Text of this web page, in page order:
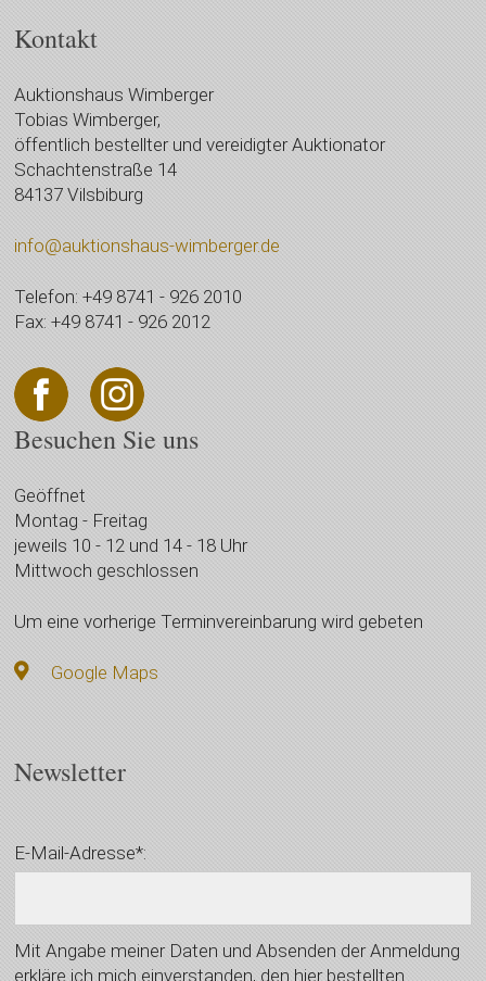
Kontakt
Auktionshaus Wimberger
Tobias Wimberger,
öffentlich bestellter und vereidigter Auktionator
Schachtenstraße 14
84137 Vilsbiburg
info@auktionshaus-wimberger.de
Telefon: +49 8741 - 926 2010
Fax: +49 8741 - 926 2012
Besuchen Sie uns
Geöffnet
Montag - Freitag
jeweils 10 - 12 und 14 - 18 Uhr
Mittwoch geschlossen
Um eine vorherige Terminvereinbarung wird gebeten
Google Maps
Newsletter
E-Mail-Adresse*:
Mit Angabe meiner Daten und Absenden der Anmeldung
erkläre ich mich einverstanden, den hier bestellten